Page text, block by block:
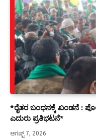
*ರೈತರ ಬಂಧನಕ್ಕೆ ಖಂಡನೆ :
ಎದುರು ಪ್ರತಿಭಟನೆ*
ಆಗಷ್ಟ್ 7, 2026